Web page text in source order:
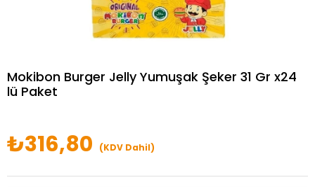
Mokibon Burger Jelly Yumuşak Şeker 31 Gr x24
lü Paket
₺316,80 (KDV Dahil)